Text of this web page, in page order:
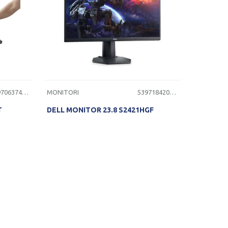
5397063745128 MONITORI 5397184200780
DELL MONITOR 23.8 S2421HGF